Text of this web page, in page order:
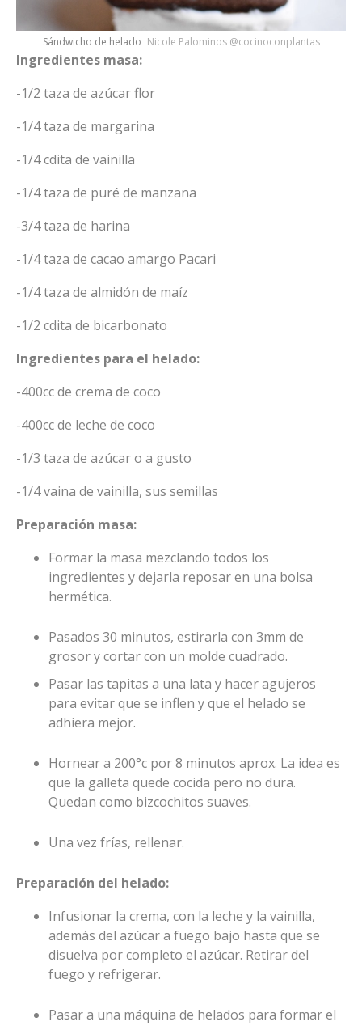
Sándwicho de helado Nicole Palominos @cocinoconplantas
Ingredientes masa:
-1/2 taza de azúcar flor
-1/4 taza de margarina
-1/4 cdita de vainilla
-1/4 taza de puré de manzana
-3/4 taza de harina
-1/4 taza de cacao amargo Pacari
-1/4 taza de almidón de maíz
-1/2 cdita de bicarbonato
Ingredientes para el helado:
-400cc de crema de coco
-400cc de leche de coco
-1/3 taza de azúcar o a gusto
-1/4 vaina de vainilla, sus semillas
Preparación masa:
Formar la masa mezclando todos los
ingredientes y dejarla reposar en una bolsa
hermética.
Pasados 30 minutos, estirarla con 3mm de
grosor y cortar con un molde cuadrado.
Pasar las tapitas a una lata y hacer agujeros
para evitar que se inflen y que el helado se
adhiera mejor.
Hornear a 200°c por 8 minutos aprox. La idea es
que la galleta quede cocida pero no dura.
Quedan como bizcochitos suaves.
Una vez frías, rellenar.
Preparación del helado:
Infusionar la crema, con la leche y la vainilla,
además del azúcar a fuego bajo hasta que se
disuelva por completo el azúcar. Retirar del
fuego y refrigerar.
Pasar a una máquina de helados para formar el